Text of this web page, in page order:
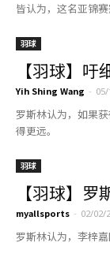
皆认为，这名亚锦
羽球
【羽球】
Yih Shing Wang -
罗斯林认为，如果
得更远。
羽球
【羽球】
myallsports - 02/02/
罗斯林认为，李梓